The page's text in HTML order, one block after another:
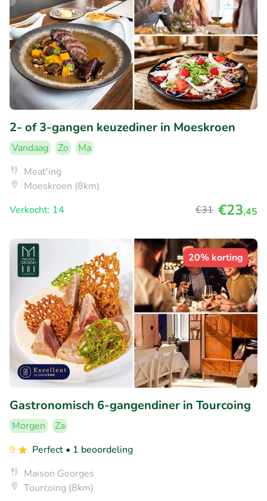
2- of 3-gangen keuzediner in Moeskroen
Vandaag Zo
Ma
Meat'ing
Moeskroen (8km)
Verkocht: 14
€31 €23,45
20% korting
Gastronomisch 6-gangendiner in Tourcoing
Morgen
Za
9
Perfect • 1 beoordeling
Maison Georges
Tourcoing (8km)